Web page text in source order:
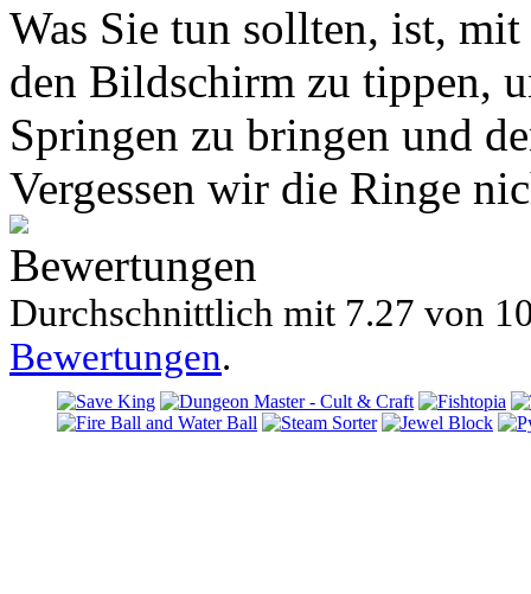
Was Sie tun sollten, ist,
den Bildschirm zu tippen,
Springen zu bringen und
Vergessen wir die Ringe
Bewertungen
Durchschnittlich mit 7.27 von
Bewertungen.